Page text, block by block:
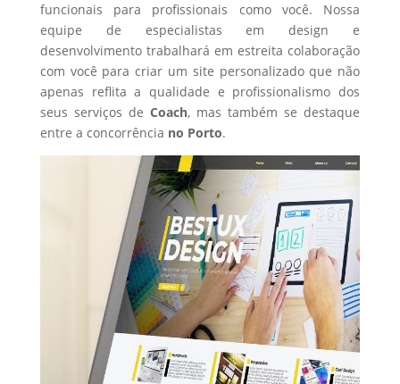
funcionais para profissionais como você. Nossa
equipe de especialistas em design e
desenvolvimento trabalhará em estreita colaboração
com você para criar um site personalizado que não
apenas reflita a qualidade e profissionalismo dos
seus serviços de Coach, mas também se destaque
entre a concorrência no Porto.